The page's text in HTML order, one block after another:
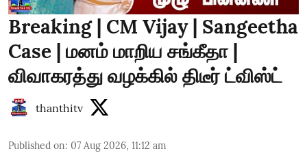
Breaking | CM Vijay | Sangeetha
Case | மனம் மாறிய சங்கீதா |
விவாகரத்து வழக்கில் திடீர் ட்விஸ்ட்
thanthitv
Published on: 07 Aug 2026, 11:12 am